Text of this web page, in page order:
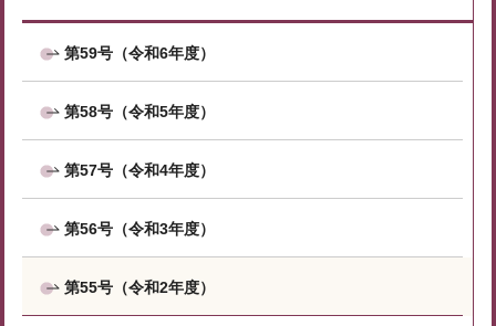
第59号（令和6年度）
第58号（令和5年度）
第57号（令和4年度）
第56号（令和3年度）
第55号（令和2年度）